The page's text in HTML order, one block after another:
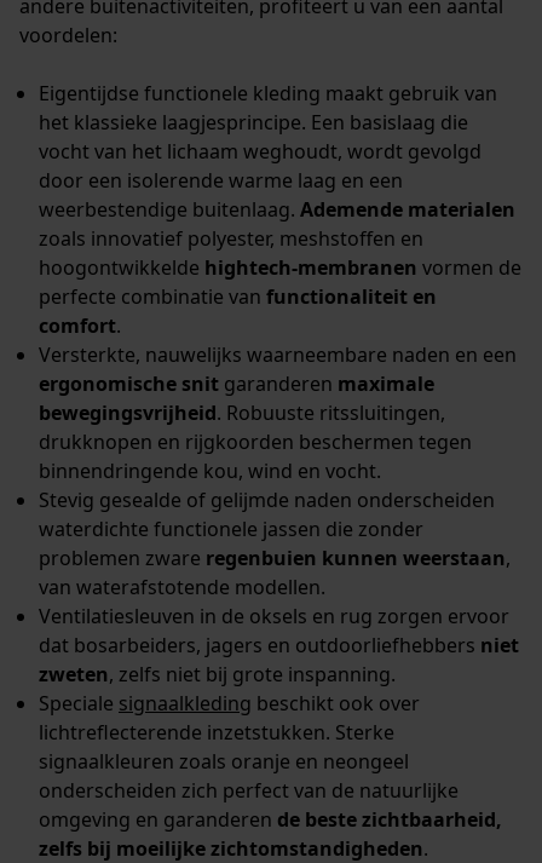
andere buitenactiviteiten, profiteert u van een aantal
voordelen:
Eigentijdse functionele kleding maakt gebruik van
het klassieke laagjesprincipe. Een basislaag die
vocht van het lichaam weghoudt, wordt gevolgd
door een isolerende warme laag en een
weerbestendige buitenlaag. Ademende materialen
zoals innovatief polyester, meshstoffen en
hoogontwikkelde hightech-membranen vormen de
perfecte combinatie van functionaliteit en
comfort.
Versterkte, nauwelijks waarneembare naden en een
ergonomische snit garanderen maximale
bewegingsvrijheid. Robuuste ritssluitingen,
drukknopen en rijgkoorden beschermen tegen
binnendringende kou, wind en vocht.
Stevig gesealde of gelijmde naden onderscheiden
waterdichte functionele jassen die zonder
problemen zware regenbuien kunnen weerstaan,
van waterafstotende modellen.
Ventilatiesleuven in de oksels en rug zorgen ervoor
dat bosarbeiders, jagers en outdoorliefhebbers niet
zweten, zelfs niet bij grote inspanning.
Speciale signaalkleding beschikt ook over
lichtreflecterende inzetstukken. Sterke
signaalkleuren zoals oranje en neongeel
onderscheiden zich perfect van de natuurlijke
omgeving en garanderen de beste zichtbaarheid,
zelfs bij moeilijke zichtomstandigheden.
Microsoft Advertising Universal
Event Tracking
Survicate